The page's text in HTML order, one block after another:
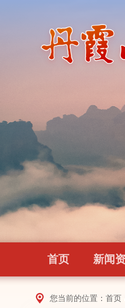
首页 新闻
您当前的位置： 首页